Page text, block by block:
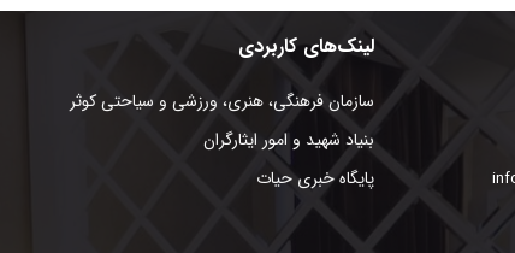
سازمان فرهنگی، هنری، ورزشی و سیاحتی کوثر
بنیاد شهید و امور ایثارگران
پایگاه خبری حیات
لینک‌های کاربردی